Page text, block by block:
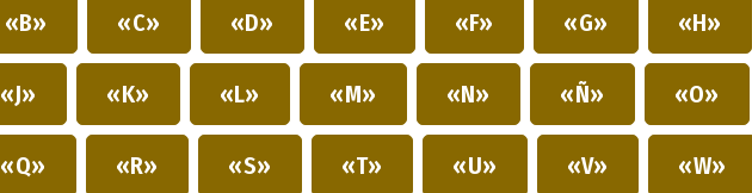
«B» «C» «D» «E» «F» «G» «H»
«J» «K» «L» «M» «N» «Ñ» «O»
«Q» «R» «S» «T» «U» «V» «W»